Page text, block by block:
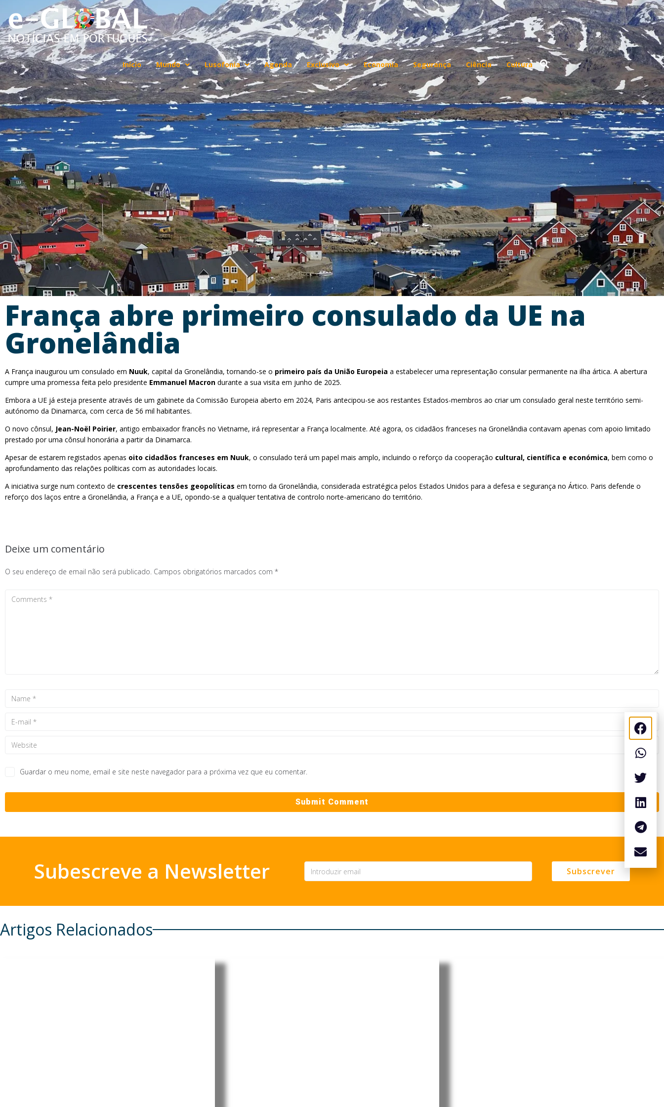
Início Mundo Lusofonia Agenda Exclusivo Economia Segurança Ciência Cultura
França abre primeiro consulado da UE na
Gronelândia
A França inaugurou um consulado em Nuuk, capital da Gronelândia, tornando-se o primeiro país da União Europeia a estabelecer uma representação consular permanente na ilha ártica. A abertura
cumpre uma promessa feita pelo presidente Emmanuel Macron durante a sua visita em junho de 2025.
Embora a UE já esteja presente através de um gabinete da Comissão Europeia aberto em 2024, Paris antecipou-se aos restantes Estados-membros ao criar um consulado geral neste território semi-
autónomo da Dinamarca, com cerca de 56 mil habitantes.
O novo cônsul, Jean-Noël Poirier, antigo embaixador francês no Vietname, irá representar a França localmente. Até agora, os cidadãos franceses na Gronelândia contavam apenas com apoio limitado
prestado por uma cônsul honorária a partir da Dinamarca.
Apesar de estarem registados apenas oito cidadãos franceses em Nuuk, o consulado terá um papel mais amplo, incluindo o reforço da cooperação cultural, científica e económica, bem como o
aprofundamento das relações políticas com as autoridades locais.
A iniciativa surge num contexto de crescentes tensões geopolíticas em torno da Gronelândia, considerada estratégica pelos Estados Unidos para a defesa e segurança no Ártico. Paris defende o
reforço dos laços entre a Gronelândia, a França e a UE, opondo-se a qualquer tentativa de controlo norte-americano do território.
Deixe um comentário
O seu endereço de email não será publicado. Campos obrigatórios marcados com *
Guardar o meu nome, email e site neste navegador para a próxima vez que eu comentar.
Subescreve a Newsletter Subscrever
Artigos Relacionados